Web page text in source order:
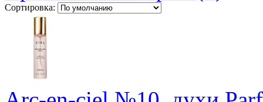
Сортировка: